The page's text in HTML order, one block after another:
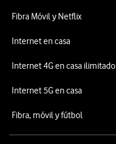
Fibra Móvil y Netflix
Internet en casa
Internet 4G en casa ilimitado
Internet 5G en casa
Fibra, móvil y fútbol